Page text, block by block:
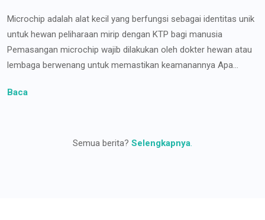
Microchip adalah alat kecil yang berfungsi sebagai identitas unik
untuk hewan peliharaan mirip dengan KTP bagi manusia
Pemasangan microchip wajib dilakukan oleh dokter hewan atau
lembaga berwenang untuk memastikan keamanannya Apa...
Baca
Semua berita? Selengkapnya